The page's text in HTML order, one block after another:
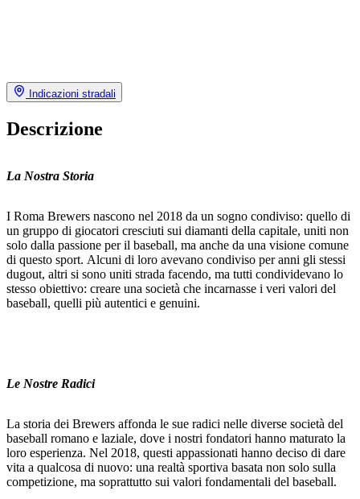
Indicazioni stradali
Descrizione
La Nostra Storia
I Roma Brewers nascono nel 2018 da un sogno condiviso: quello di
un gruppo di giocatori cresciuti sui diamanti della capitale, uniti non
solo dalla passione per il baseball, ma anche da una visione comune
di questo sport. Alcuni di loro avevano condiviso per anni gli stessi
dugout, altri si sono uniti strada facendo, ma tutti condividevano lo
stesso obiettivo: creare una società che incarnasse i veri valori del
baseball, quelli più autentici e genuini.
Le Nostre Radici
La storia dei Brewers affonda le sue radici nelle diverse società del
baseball romano e laziale, dove i nostri fondatori hanno maturato la
loro esperienza. Nel 2018, questi appassionati hanno deciso di dare
vita a qualcosa di nuovo: una realtà sportiva basata non solo sulla
competizione, ma soprattutto sui valori fondamentali del baseball.